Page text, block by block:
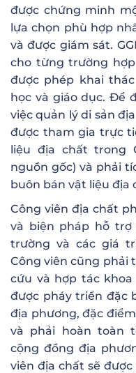
được chứng minh
lựa chọn phù hợp
và được giám sát.
cho từng trường
được phép khai
học và giáo dục. Để
việc quản lý di sản
được tham gia trực
liệu địa chất trong
nguồn gốc) và phải
buôn bán vật liệu địa
Công viên địa chất
và biện pháp hỗ
trường và các giá
Công viên cũng phải
cứu và hợp tác
được pháy triển đặc
địa phương, đặc
và phải hoàn toàn
cộng đồng địa
viên địa chất sẽ